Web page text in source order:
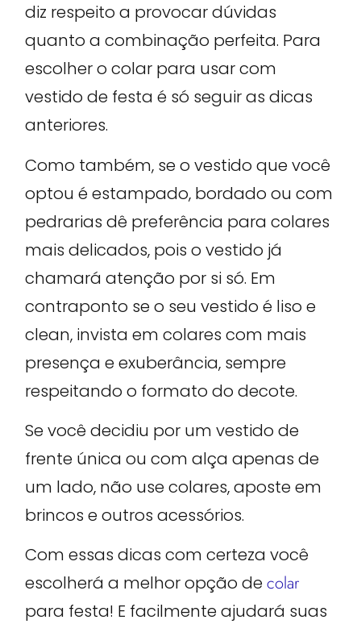
diz respeito a provocar dúvidas
quanto a combinação perfeita. Para
escolher o colar para usar com
vestido de festa é só seguir as dicas
anteriores.
Como também, se o vestido que você
optou é estampado, bordado ou com
pedrarias dê preferência para colares
mais delicados, pois o vestido já
chamará atenção por si só. Em
contraponto se o seu vestido é liso e
clean, invista em colares com mais
presença e exuberância, sempre
respeitando o formato do decote.
Se você decidiu por um vestido de
frente única ou com alça apenas de
um lado, não use colares, aposte em
brincos e outros acessórios.
Com essas dicas com certeza você
escolherá a melhor opção decolar
para festa! E facilmente ajudará suas